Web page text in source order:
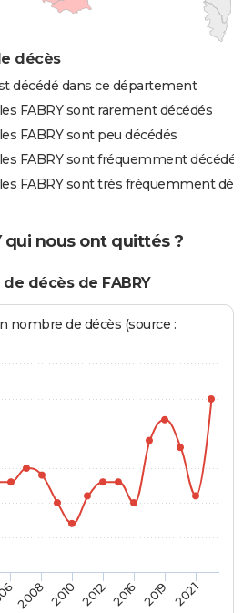
décès
décédé dans ce département
FABRY sont rarement décédés
FABRY sont peu décédés
FABRY sont fréquemment décédés
FABRY sont très fréquemment
qui nous ont quittés ?
décès de FABRY
nombre de décès (source :
2008 2010 2012 2016 2019 2021